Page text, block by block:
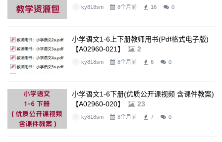
ky818sm 8个月前 16 0
小学语文1-6上下册教师用书(pdf格式电子版)
【A02960-021】
2
ky818sm 8个月前 6 0
小学语文1-6下册(优质公开课视频 含课件教案)
【A02960-020】
23
ky818sm 8个月前 7 0